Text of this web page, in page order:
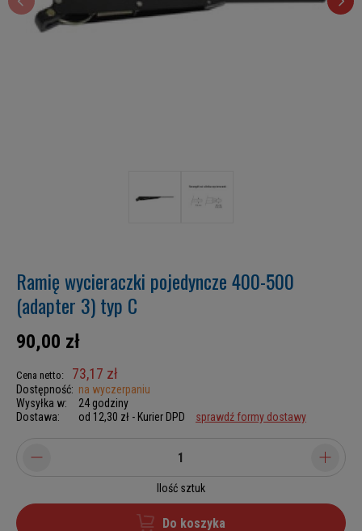
Ramię wycieraczki pojedyncze 400-500
(adapter 3) typ C
90,00 zł
Cena netto: 73,17 zł
Dostępność: na wyczerpaniu
Wysyłka w:
24 godziny
Dostawa:
od 12,30 zł - Kurier DPD sprawdź formy dostawy
Ilość sztuk
Do koszyka